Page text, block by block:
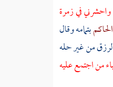
في زمرة
بتمامه وقال
من غير حله
من اجتمع عليه